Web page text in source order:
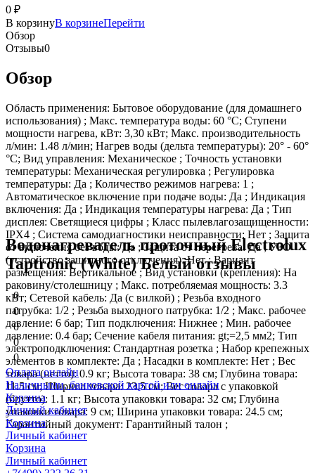
0 ₽
В корзинуВ корзинеПерейти
Обзор
Отзывы0
Обзор
Область применения: Бытовое оборудование (для домашнего
использования) ; Макс. температура воды: 60 °С; Ступени
мощности нагрева, кВт: 3,30 кВт; Макс. производительность
л/мин: 1.48 л/мин; Нагрев воды (дельта температуры): 20° - 60°
°С; Вид управления: Механическое ; Точность установки
температуры: Механическая регулировка ; Регулировка
температуры: Да ; Количество режимов нагрева: 1 ;
Автоматическое включение при подаче воды: Да ; Индикация
включения: Да ; Индикация температуры нагрева: Да ; Тип
дисплея: Светящиеся цифры ; Класс пылевлагозащищенности:
IPX4 ; Система самодиагностики неисправности: Нет ; Защита
от включения без воды: Да ; Защита от перегрева: Да ; УЗО
(устройство защитного отключения): Нет ; Вариант
размещения: Вертикальное ; Вид установки (крепления): На
раковину/столешницу ; Макс. потребляемая мощность: 3.3
кВт; Сетевой кабель: Да (с вилкой) ; Резьба входного
патрубка: 1/2 ; Резьба выходного патрубка: 1/2 ; Макс. рабочее
давление: 6 бар; Тип подключения: Нижнее ; Мин. рабочее
давление: 0.4 бар; Сечение кабеля питания: gt;=2,5 мм2; Тип
электроподключения: Стандартная розетка ; Набор крепежных
элементов в комплекте: Да ; Насадки в комплекте: Нет ; Вес
товара (нетто): 0.9 кг; Высота товара: 38 см; Глубина товара:
11.5 см; Ширина товара: 23.5 см; Вес товара с упаковкой
(брутто): 1.1 кг; Высота упаковки товара: 32 см; Глубина
упаковки товара: 9 см; Ширина упаковки товара: 24.5 см;
Гарантийный документ: Гарантийный талон ;
Водонагреватель проточный Electrolux
Taptronic (White) Белый отзывы
0
0
0
0
0
Оплата онлайн
Наличными, банковской картой или онлайн
Корзина
Личный кабинет
Корзина
Личный кабинет
Корзина
Личный кабинет